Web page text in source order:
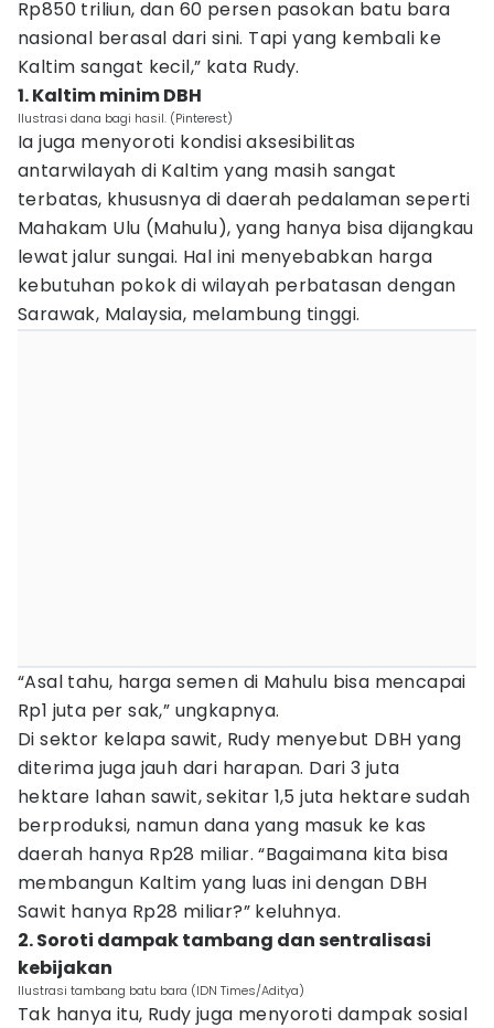
Rp850 triliun, dan 60 persen pasokan batu bara
nasional berasal dari sini. Tapi yang kembali ke
Kaltim sangat kecil,” kata Rudy.
1. Kaltim minim DBH
Ilustrasi dana bagi hasil. (Pinterest)
Ia juga menyoroti kondisi aksesibilitas
antarwilayah di Kaltim yang masih sangat
terbatas, khususnya di daerah pedalaman seperti
Mahakam Ulu (Mahulu), yang hanya bisa dijangkau
lewat jalur sungai. Hal ini menyebabkan harga
kebutuhan pokok di wilayah perbatasan dengan
Sarawak, Malaysia, melambung tinggi.
“Asal tahu, harga semen di Mahulu bisa mencapai
Rp1 juta per sak,” ungkapnya.
Di sektor kelapa sawit, Rudy menyebut DBH yang
diterima juga jauh dari harapan. Dari 3 juta
hektare lahan sawit, sekitar 1,5 juta hektare sudah
berproduksi, namun dana yang masuk ke kas
daerah hanya Rp28 miliar. “Bagaimana kita bisa
membangun Kaltim yang luas ini dengan DBH
Sawit hanya Rp28 miliar?” keluhnya.
2. Soroti dampak tambang dan sentralisasi
kebijakan
Ilustrasi tambang batu bara (IDN Times/Aditya)
Tak hanya itu, Rudy juga menyoroti dampak sosial